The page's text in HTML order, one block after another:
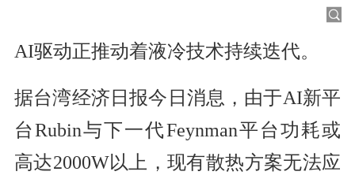
AI驱动正推动着液冷技术持续迭代。
据台湾经济日报今日消息，由于AI新平
台Rubin与下一代Feynman平台功耗或
高达2000W以上，现有散热方案无法应